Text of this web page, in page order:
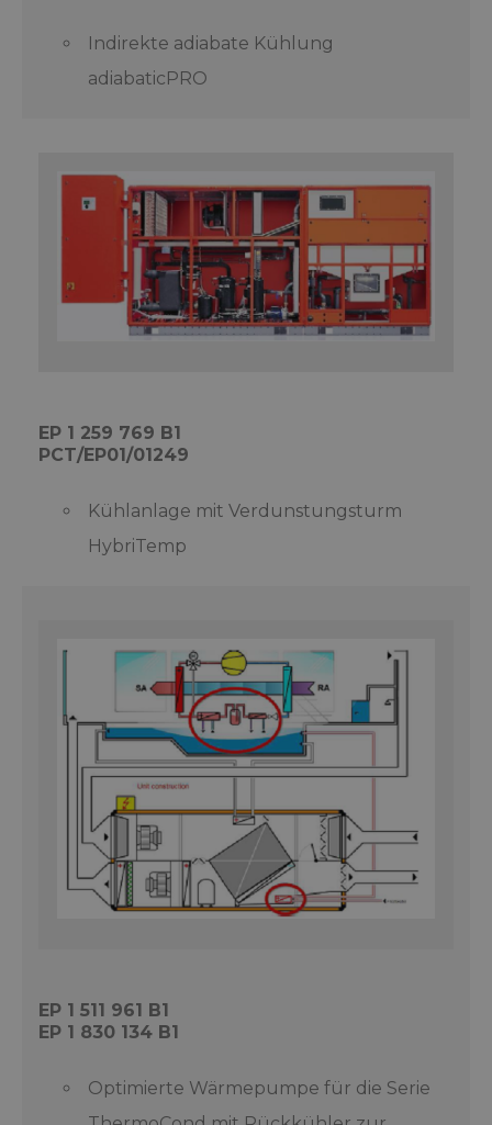
Indirekte adiabate Kühlung
adiabaticPRO
EP 1 259 769 B1
PCT/EP01/01249
Kühlanlage mit Verdunstungsturm
HybriTemp
EP 1 511 961 B1
EP 1 830 134 B1
Optimierte Wärmepumpe für die Serie